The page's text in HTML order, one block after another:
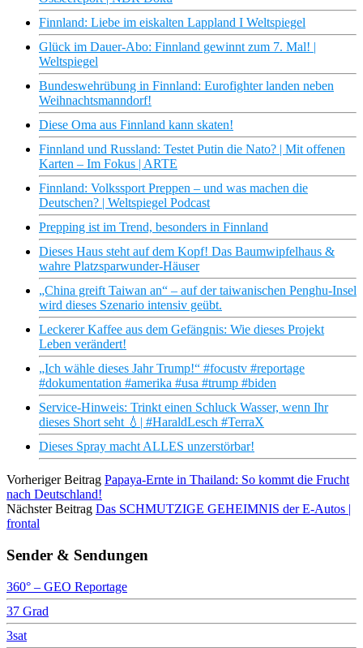
Finnland: Liebe im eiskalten Lappland I Weltspiegel
Glück im Dauer-Abo: Finnland gewinnt zum 7. Mal! |
Weltspiegel
Bundeswehrübung in Finnland: Eurofighter landen neben
Weihnachtsmanndorf!
Diese Oma aus Finnland kann skaten!
Finnland und Russland: Testet Putin die Nato? | Mit offenen
Karten – Im Fokus | ARTE
Finnland: Volkssport Preppen – und was machen die
Deutschen? | Weltspiegel Podcast
Prepping ist im Trend, besonders in Finnland
Dieses Haus steht auf dem Kopf! Das Baumwipfelhaus &
wahre Platzsparwunder-Häuser
„China greift Taiwan an“ – auf der taiwanischen Penghu-Insel
wird dieses Szenario intensiv geübt.
Leckerer Kaffee aus dem Gefängnis: Wie dieses Projekt
Leben verändert!
„Ich wähle dieses Jahr Trump!“ #focustv #reportage
#dokumentation #amerika #usa #trump #biden
Service-Hinweis: Trinkt einen Schluck Wasser, wenn Ihr
dieses Short seht 💧| #HaraldLesch #TerraX
Dieses Spray macht ALLES unzerstörbar!
Vorheriger Beitrag Papaya-Ernte in Thailand: So kommt die Frucht
nach Deutschland!
Nächster Beitrag Das SCHMUTZIGE GEHEIMNIS der E-Autos |
frontal
Sender & Sendungen
360° – GEO Reportage
37 Grad
3sat